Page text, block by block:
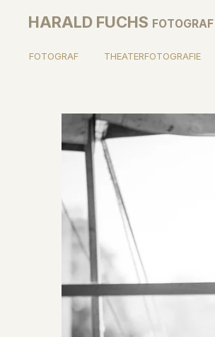
Zum
springen
HARALD FUCHS
FOTOGRAF THEATERFOTOGRAFIE